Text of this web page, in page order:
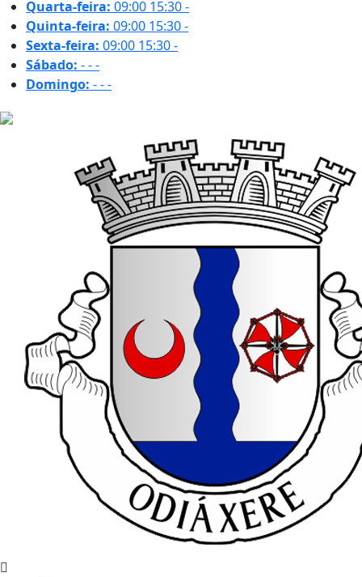
Quarta-feira: 09:00 15:30-
Quinta-feira: 09:00 15:30-
Sexta-feira: 09:00 15:30-
Sábado: ---
Domingo: ---